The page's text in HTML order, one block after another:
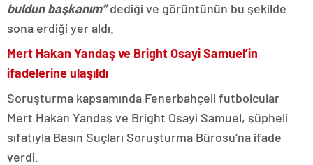
buldun başkanım”dediği ve görüntünün bu şekilde
sona erdiği yer aldı.
Mert Hakan Yandaş ve Bright Osayi Samuel’in
ifadelerine ulaşıldı
Soruşturma kapsamında Fenerbahçeli futbolcular
Mert Hakan Yandaş ve Bright Osayi Samuel, şüpheli
sıfatıyla Basın Suçları Soruşturma Bürosu’na ifade
verdi.